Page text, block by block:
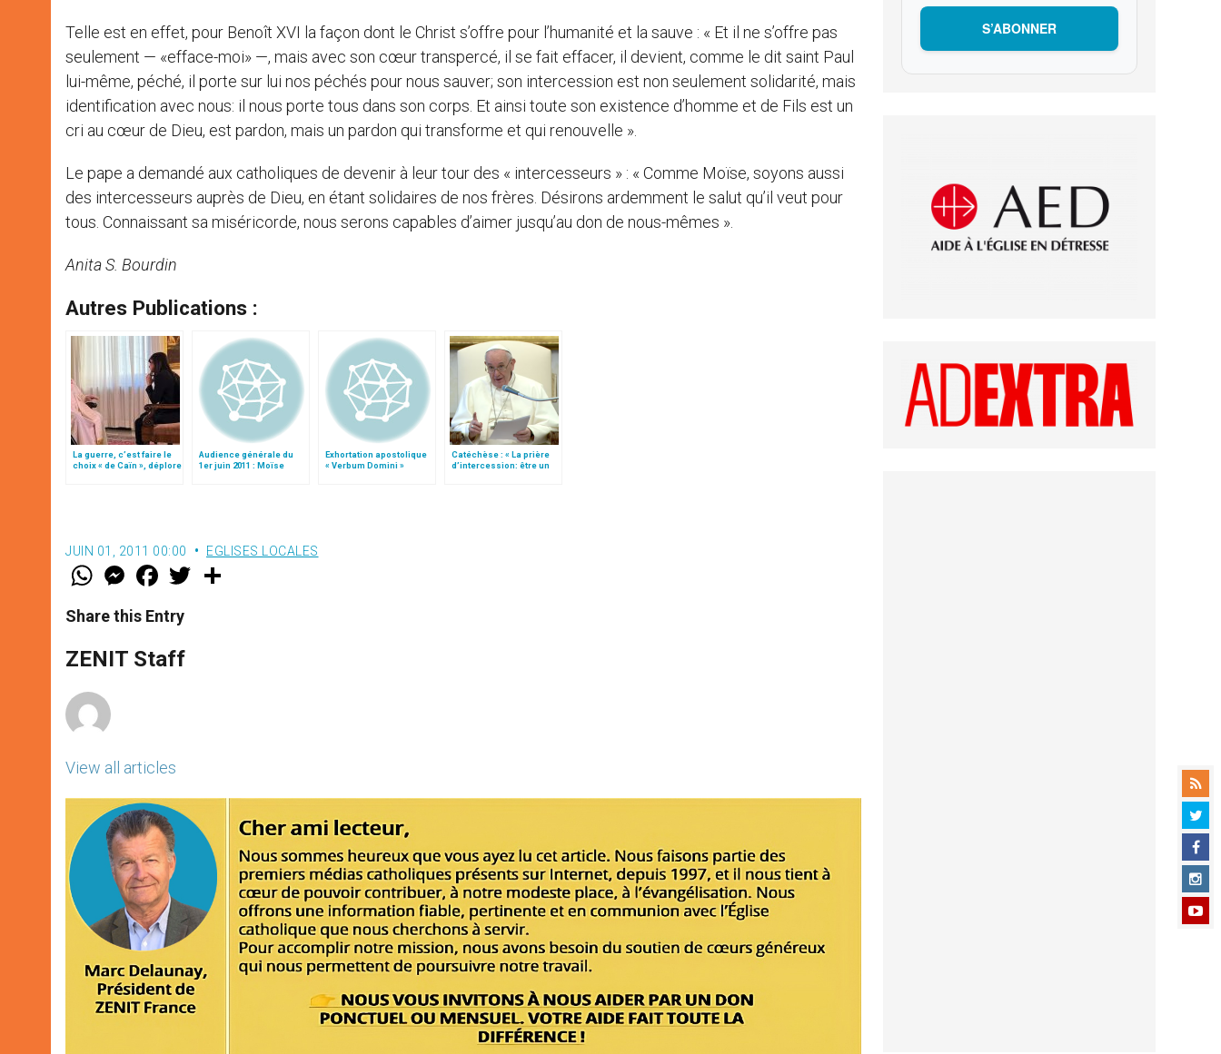
Telle est en effet, pour Benoît XVI la façon dont le Christ s’offre pour l’humanité et la sauve : « Et il ne s’offre pas
seulement — «efface-moi» —, mais avec son cœur transpercé, il se fait effacer, il devient, comme le dit saint Paul
lui-même, péché, il porte sur lui nos péchés pour nous sauver; son intercession est non seulement solidarité, mais
identification avec nous: il nous porte tous dans son corps. Et ainsi toute son existence d’homme et de Fils est un
cri au cœur de Dieu, est pardon, mais un pardon qui transforme et qui renouvelle ».
Le pape a demandé aux catholiques de devenir à leur tour des « intercesseurs » : « Comme Moïse, soyons aussi
des intercesseurs auprès de Dieu, en étant solidaires de nos frères. Désirons ardemment le salut qu’il veut pour
tous. Connaissant sa miséricorde, nous serons capables d’aimer jusqu’au don de nous-mêmes ».
Anita S. Bourdin
Autres Publications :
La guerre, c’est faire le
choix « de Caïn », déplore
Audience générale du
1er juin 2011 : Moïse
Exhortation apostolique
« Verbum Domini »
Catéchèse : « La prière
d’intercession: être un
JUIN 01, 2011 00:00 EGLISES LOCALES
W
t
s
p
p
M
e
s
e
g
e
F
a
e
b
o
k
w
Share this Entry
ZENIT Staff
View all articles
S’ABONNER